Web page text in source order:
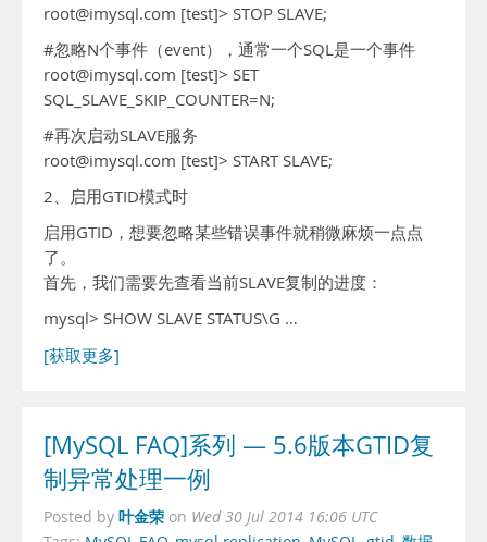
root@imysql.com [test]> STOP SLAVE;
#忽略N个事件（event），通常一个SQL是一个事件
root@imysql.com [test]> SET
SQL_SLAVE_SKIP_COUNTER=N;
#再次启动SLAVE服务
root@imysql.com [test]> START SLAVE;
2、启用GTID模式时
启用GTID，想要忽略某些错误事件就稍微麻烦一点点
了。
首先，我们需要先查看当前SLAVE复制的进度：
mysql> SHOW SLAVE STATUS\G …
[获取更多]
[MySQL FAQ]系列 — 5.6版本GTID复
制异常处理一例
Posted by 叶金荣 on Wed 30 Jul 2014 16:06 UTC